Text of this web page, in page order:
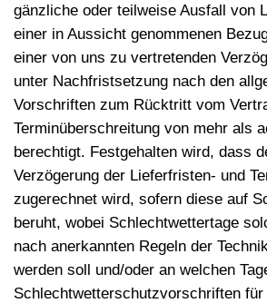
gänzliche oder teilweise Ausfall von
einer in Aussicht genommenen
einer von uns zu vertretenden
unter Nachfristsetzung nach den
Vorschriften zum Rücktritt vom
Terminüberschreitung von mehr als
berechtigt. Festgehalten wird, dass
Verzögerung der Lieferfristen- und
zugerechnet wird, sofern diese auf
beruht, wobei Schlechtwettertage
nach anerkannten Regeln der
werden soll und/oder an welchen
Schlechtwetterschutzvorschriften